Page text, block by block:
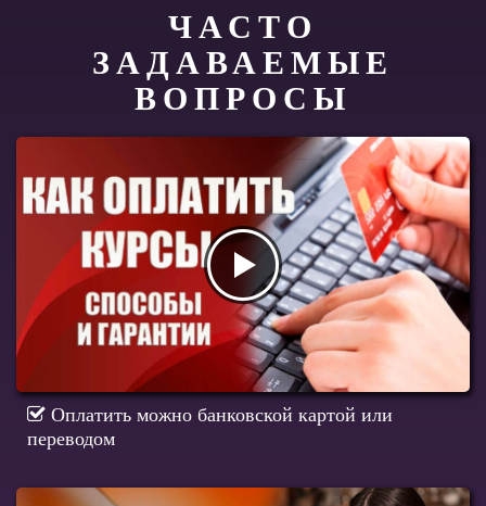
ЧАСТО
ЗАДАВАЕМЫЕ
ВОПРОСЫ
Оплатить можно банковской картой или
переводом